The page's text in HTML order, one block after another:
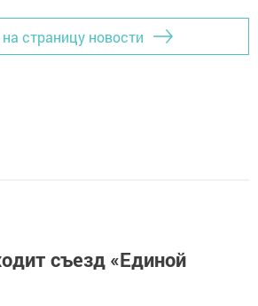
страницу новости
съезд «Единой